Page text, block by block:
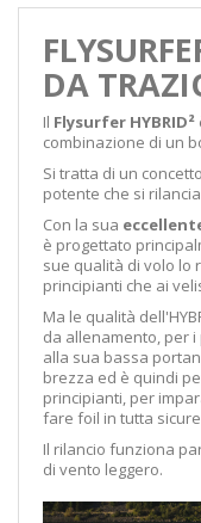
DA
Il Flysurfer HYBRID²
combinazione di un
Si tratta di un
potente che si
Con la sua
è progettato
sue qualità di volo lo
principianti che ai
Ma le qualità
da allenamento, per
alla sua bassa
brezza ed è quindi
principianti, per
fare foil in tutta
Il rilancio funziona
di vento leggero.